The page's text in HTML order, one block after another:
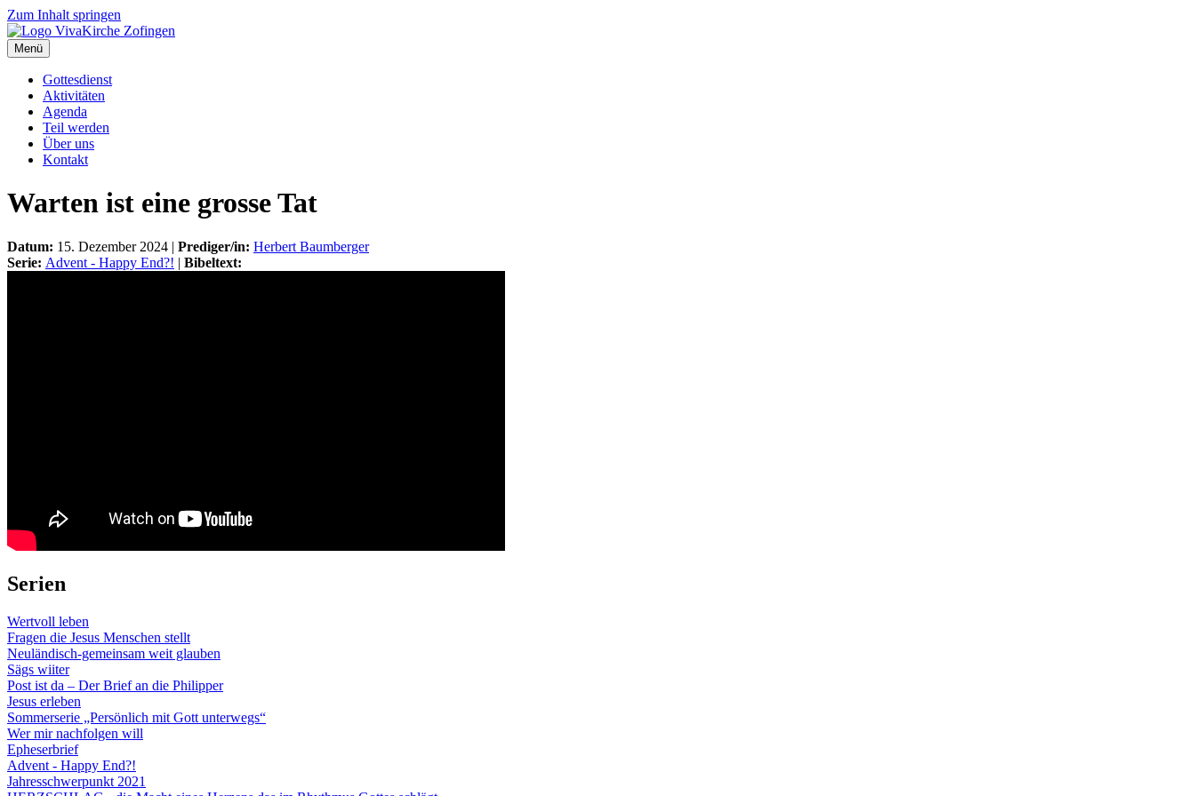
Zum Inhalt springen
Menü
Gottesdienst
Aktivitäten
Agenda
Teil werden
Über uns
Kontakt
Warten ist eine grosse Tat
Datum: 15. Dezember 2024 | Prediger/in: Herbert Baumberger
Serie: Advent - Happy End?! | Bibeltext:
Serien
Wertvoll leben
Fragen die Jesus Menschen stellt
Neuländisch-gemeinsam weit glauben
Sägs wiiter
Post ist da – Der Brief an die Philipper
Jesus erleben
Sommerserie „Persönlich mit Gott unterwegs“
Wer mir nachfolgen will
Epheserbrief
Advent - Happy End?!
Jahresschwerpunkt 2021